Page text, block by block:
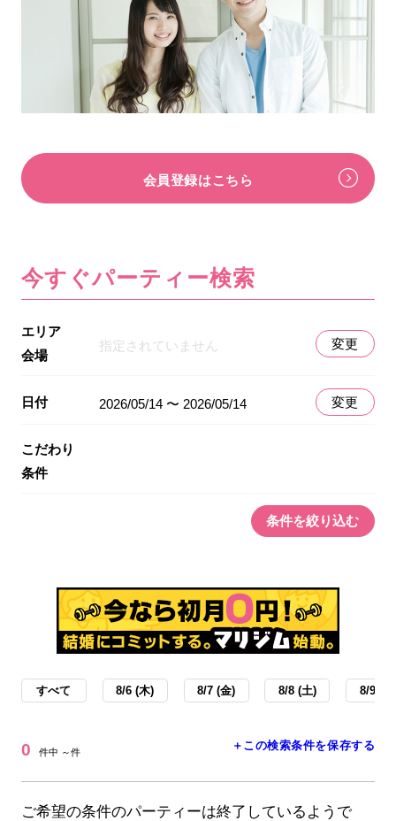
会員登録はこちら
今すぐパーティー検索
エリア
会場
指定されていません 変更
日付 2026/05/14 〜 2026/05/14 変更
こだわり
条件
条件を絞り込む
すべて 8/6 (木) 8/7 (金) 8/8 (土) 8/9 (日
0 件中 ～件 ＋この検索条件を保存する
ご希望の条件のパーティーは終了しているようで